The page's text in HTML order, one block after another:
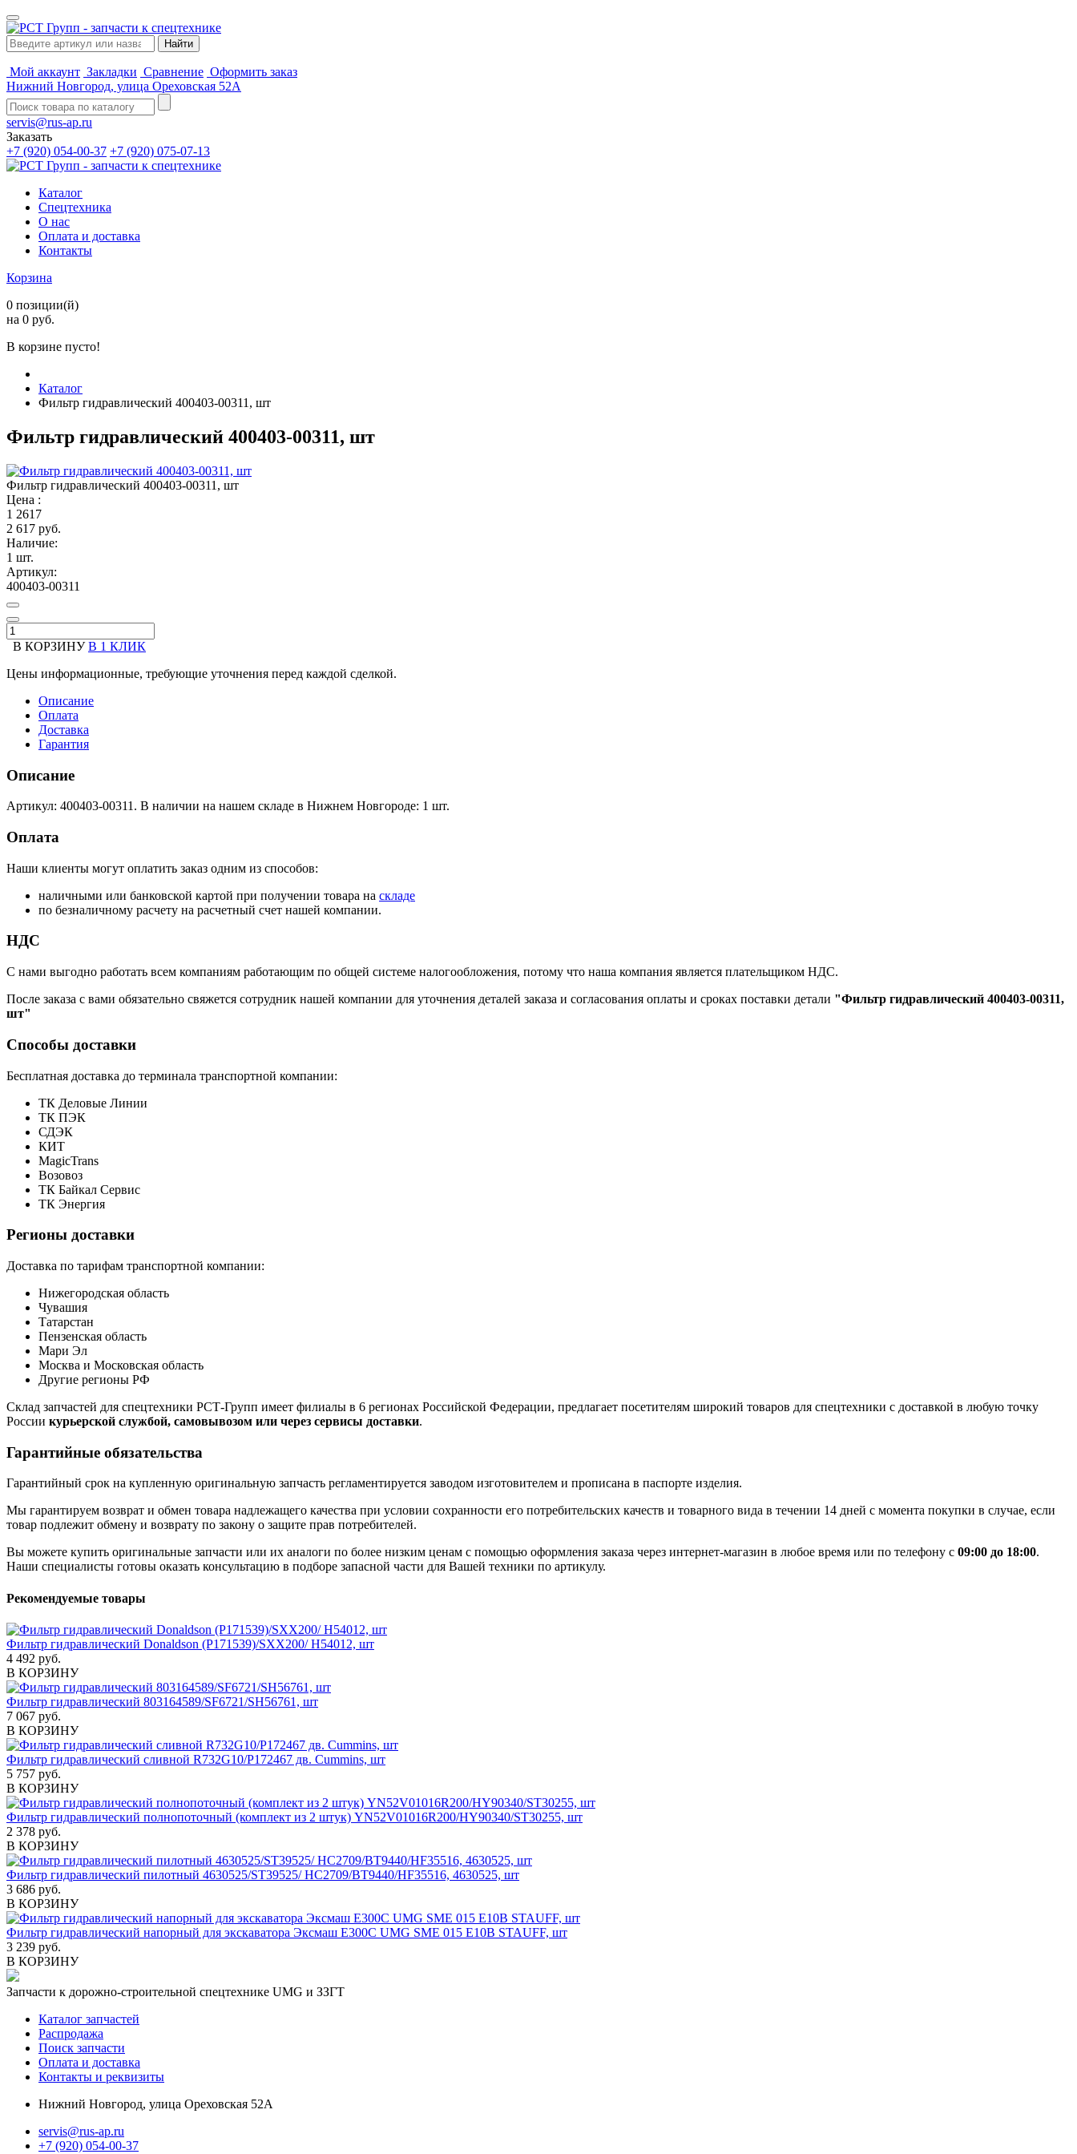
Мой аккаунт Закладки Сравнение Оформить заказ
Нижний Новгород, улица Ореховская 52А
servis@rus-ap.ru
Заказать
+7 (920) 054-00-37 +7 (920) 075-07-13
Каталог
Спецтехника
О нас
Оплата и доставка
Контакты
Корзина
0 позиции(й)
на 0 руб.
В корзине пусто!
Каталог
Фильтр гидравлический 400403-00311, шт
Фильтр гидравлический 400403-00311, шт
Фильтр гидравлический 400403-00311, шт
Цена :
1 2617
2 617 руб.
Наличие:
1 шт.
Артикул:
400403-00311
В КОРЗИНУ В 1 КЛИК
Цены информационные, требующие уточнения перед каждой сделкой.
Описание
Оплата
Доставка
Гарантия
Описание
Артикул: 400403-00311. В наличии на нашем складе в Нижнем Новгороде: 1 шт.
Оплата
Наши клиенты могут оплатить заказ одним из способов:
наличными или банковской картой при получении товара на складе
по безналичному расчету на расчетный счет нашей компании.
НДС
С нами выгодно работать всем компаниям работающим по общей системе налогообложения, потому что наша компания является плательщиком НДС.
После заказа с вами обязательно свяжется сотрудник нашей компании для уточнения деталей заказа и согласования оплаты и сроках поставки детали "Фильтр гидравлический 400403-00311,
шт"
Способы доставки
Бесплатная доставка до терминала транспортной компании:
ТК Деловые Линии
ТК ПЭК
СДЭК
КИТ
MagicTrans
Возовоз
ТК Байкал Сервис
ТК Энергия
Регионы доставки
Доставка по тарифам транспортной компании:
Нижегородская область
Чувашия
Татарстан
Пензенская область
Мари Эл
Москва и Московская область
Другие регионы РФ
Склад запчастей для спецтехники РСТ-Групп имеет филиалы в 6 регионах Российской Федерации, предлагает посетителям широкий товаров для спецтехники с доставкой в любую точку
России курьерской службой, самовывозом или через сервисы доставки.
Гарантийные обязательства
Гарантийный срок на купленную оригинальную запчасть регламентируется заводом изготовителем и прописана в паспорте изделия.
Мы гарантируем возврат и обмен товара надлежащего качества при условии сохранности его потребительских качеств и товарного вида в течении 14 дней с момента покупки в случае, если
товар подлежит обмену и возврату по закону о защите прав потребителей.
Вы можете купить оригинальные запчасти или их аналоги по более низким ценам с помощью оформления заказа через интернет-магазин в любое время или по телефону с 09:00 до 18:00.
Наши специалисты готовы оказать консультацию в подборе запасной части для Вашей техники по артикулу.
Рекомендуемые товары
Фильтр гидравлический Donaldson (P171539)/SXX200/ H54012, шт
4 492 руб.
В КОРЗИНУ
Фильтр гидравлический 803164589/SF6721/SH56761, шт
7 067 руб.
В КОРЗИНУ
Фильтр гидравлический сливной R732G10/Р172467 дв. Cummins, шт
5 757 руб.
В КОРЗИНУ
Фильтр гидравлический полнопоточный (комплект из 2 штук) YN52V01016R200/HY90340/ST30255, шт
2 378 руб.
В КОРЗИНУ
Фильтр гидравлический пилотный 4630525/ST39525/ HC2709/BT9440/HF35516, 4630525, шт
3 686 руб.
В КОРЗИНУ
Фильтр гидравлический напорный для экскаватора Эксмаш Е300С UMG SME 015 E10B STAUFF, шт
3 239 руб.
В КОРЗИНУ
Запчасти к дорожно-строительной спецтехнике UMG и ЗЗГТ
Каталог запчастей
Распродажа
Поиск запчасти
Оплата и доставка
Контакты и реквизиты
Нижний Новгород, улица Ореховская 52А
servis@rus-ap.ru
+7 (920) 054-00-37